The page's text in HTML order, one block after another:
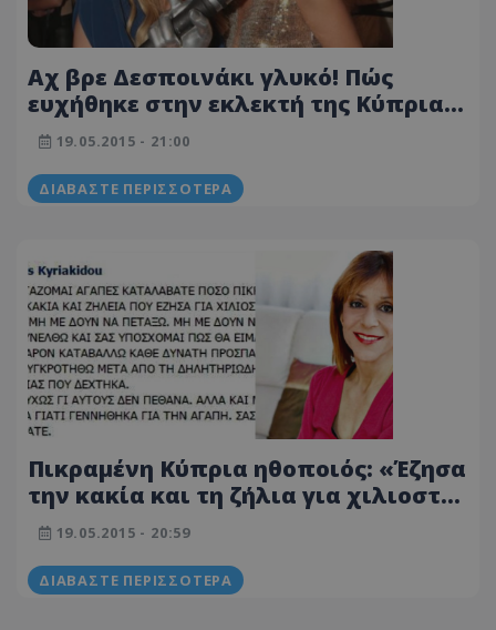
Αχ βρε Δεσποινάκι γλυκό! Πώς
ευχήθηκε στην εκλεκτή της Κύπρια
τραγουδίστρια καλή επιτυχία;
19.05.2015 - 21:00
ΔΙΑΒΆΣΤΕ ΠΕΡΙΣΣΌΤΕΡΑ
Πικραμένη Κύπρια ηθοποιός: «Έζησα
την κακία και τη ζήλια για χιλιοστή
φορά, δυστυχώς δεν πέθανα»
19.05.2015 - 20:59
ΔΙΑΒΆΣΤΕ ΠΕΡΙΣΣΌΤΕΡΑ